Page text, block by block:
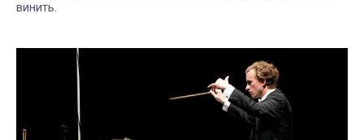
винить.